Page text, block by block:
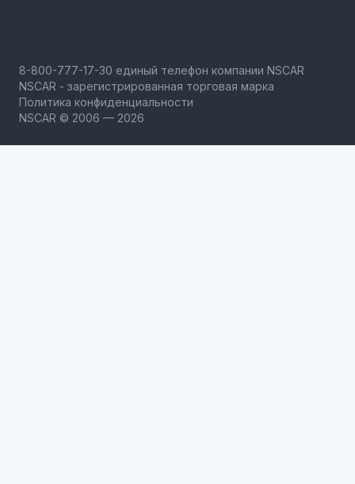
NSCAR - зарегистрированная торговая марка
Политика конфиденциальности
NSCAR © 2006 — 2026